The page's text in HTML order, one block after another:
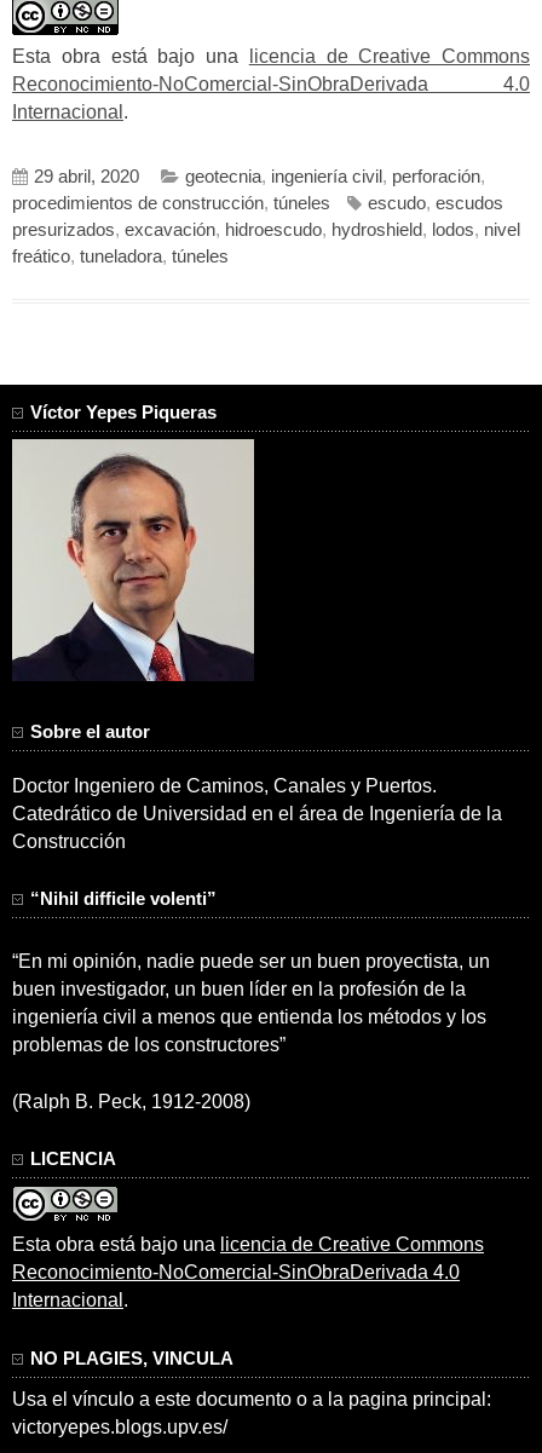
Esta obra está bajo una
licencia de Creative Commons
Reconocimiento-NoComercial-SinObraDerivada 4.0
Internacional .
29 abril, 2020 geotecnia, ingeniería civil , perforación,
procedimientos de construcción, túneles escudo, escudos
presurizados, excavación, hidroescudo, hydroshield, lodos, nivel
freático, tuneladora, túneles
Víctor Yepes Piqueras
Sobre el autor
Doctor Ingeniero de Caminos, Canales y Puertos.
Catedrático de Universidad en el área de Ingeniería de la
Construcción
“Nihil difficile volenti”
“En mi opinión, nadie puede ser un buen proyectista, un
buen investigador, un buen líder en la profesión de la
ingeniería civil a menos que entienda los métodos y los
problemas de los constructores”
(Ralph B. Peck, 1912-2008)
LICENCIA
Esta obra está bajo una licencia de Creative Commons
Reconocimiento-NoComercial-SinObraDerivada 4.0
Internacional .
NO PLAGIES, VINCULA
Usa el vínculo a este documento o a la pagina principal:
victoryepes.blogs.upv.es/